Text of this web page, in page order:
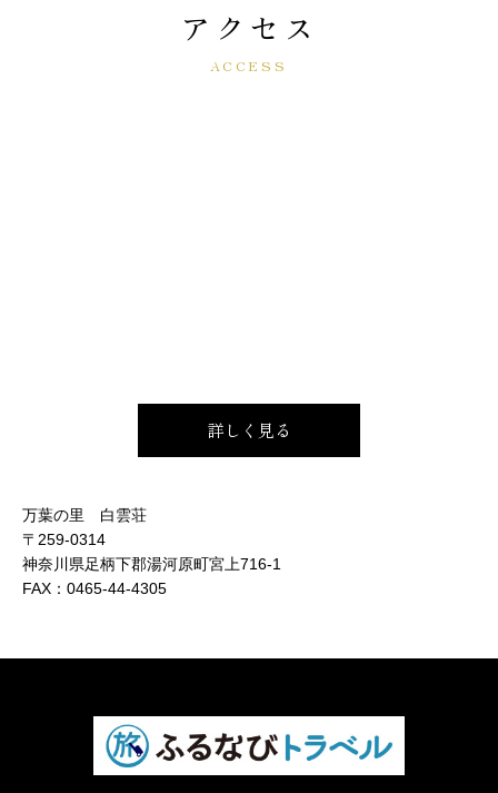
アクセス
ACCESS
詳しく見る
万葉の里 白雲荘
〒259-0314
神奈川県足柄下郡湯河原町宮上716-1
FAX： 0465-44-4305